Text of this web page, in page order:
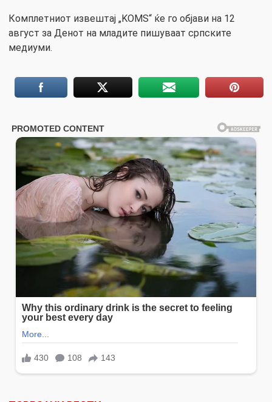
Комплетниот извештај „KOMS“ ќе го објави на 12
август за Денот на младите пишуваат српските
медиуми.